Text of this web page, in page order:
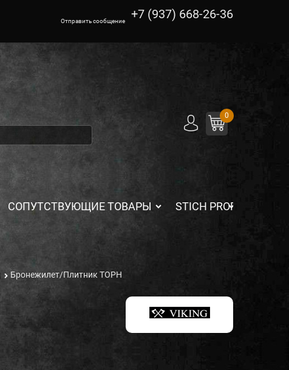
Отправить сообщение +7 (937) 668-26-36
0
СОПУТСТВУЮЩИЕ ТОВАРЫ STICH PROFI
Бронежилет/Плитник ТОРН